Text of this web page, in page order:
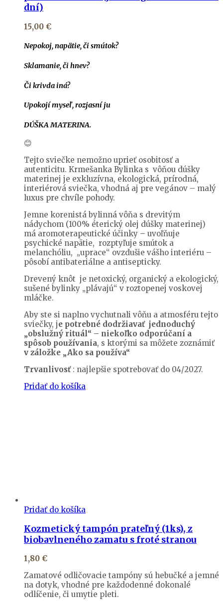
dní)
15,00 €
Nepokoj, napätie, či smútok?
Sklamanie, či hnev?
Či krivda iná?
Upokojí myseľ, rozjasní ju
DÚŠKA MATERINA.
😊
Tejto sviečke nemožno uprieť osobitosť a
autenticitu. Krmešanka Bylinka s vôňou dúšky
materinej je exkluzívna, ekologická, prírodná,
interiérová sviečka, vhodná aj pre vegánov – malý
luxus pre chvíle pohody.
Jemne korenistá bylinná vôňa s drevitým
nádychom (100% éterický olej dúšky materinej)
má aromoterapeutické účinky – uvoľňuje
psychické napätie, rozptyľuje smútok a
melanchóliu, „uprace“ ovzdušie vášho interiéru –
pôsobí antibateriálne a antisepticky.
Drevený knôt je netoxický, organický a ekologický,
sušené bylinky „plávajú“ v roztopenej voskovej
mláčke.
Aby ste si naplno vychutnali vôňu a atmosféru tejto
sviečky, je potrebné dodržiavať jednoduchý
„obslužný rituál“ – niekoľko odporúčaní a
spôsob používania, s ktorými sa môžete zoznámiť
v záložke „Ako sa používa“
Trvanlivosť: najlepšie spotrebovať do 04/2027.
Pridať do košíka
Pridať do košíka
Kozmetický tampón prateľný (1ks), z
biobavlneného zamatu s froté stranou
1,80 €
Zamatové odličovacie tampóny sú hebučké a jemné
na dotyk, vhodné pre každodenné dokonalé
odlíčenie, či umytie pleti.